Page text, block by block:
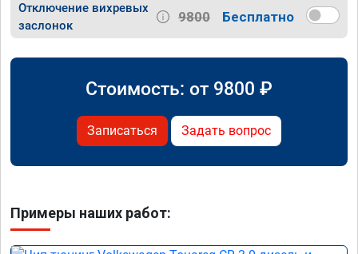
Отключение вихревых
заслонок
9800 Бесплатно
Стоимость: от 9800 ₽
Записаться Задать вопрос
Примеры наших работ: